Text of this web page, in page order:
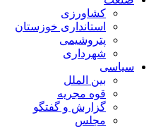
کشاورزی
استانداری خوزستان
پتروشیمی
شهرداری
سیاسی
بین الملل
قوه مجریه
گزارش و گفتگو
مجلس